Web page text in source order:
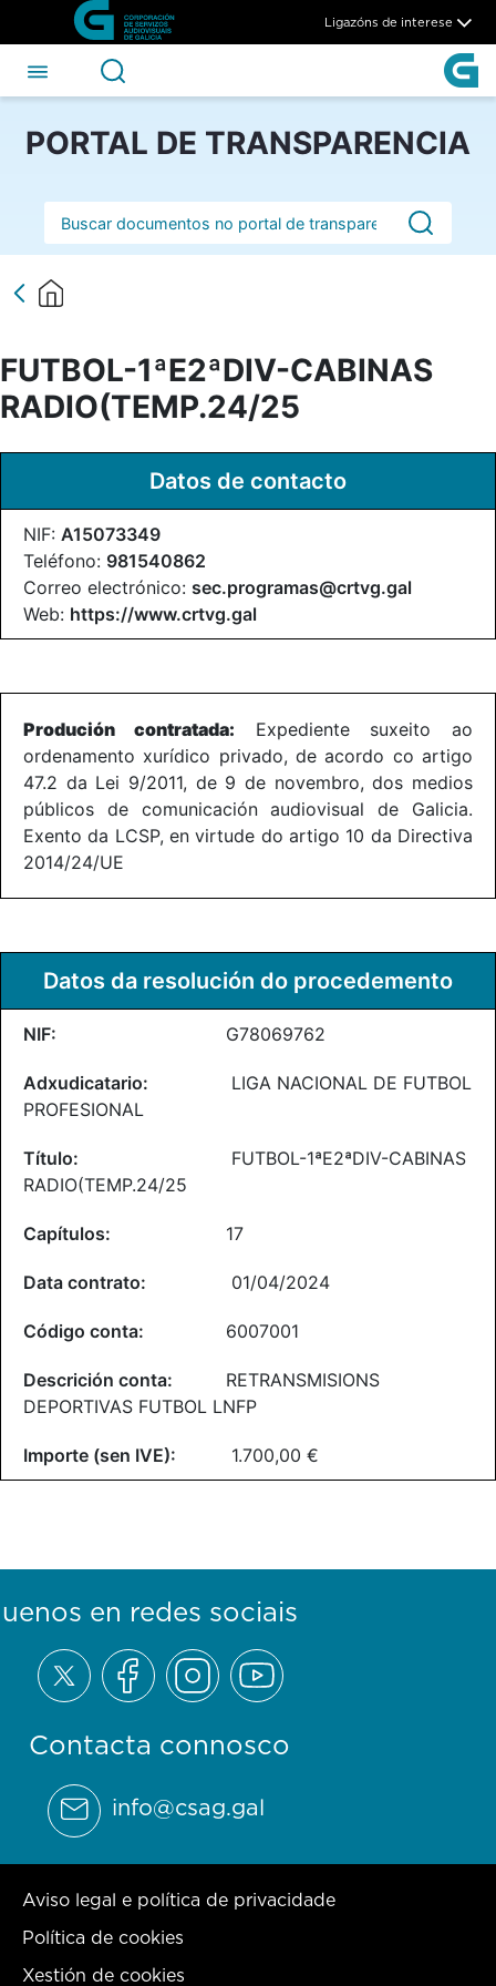
Skip to Main Content
FUTBOL-1ªE2ªDIV-Ligazóns de interese
PORTAL DE TRANSPARENCIA
Barra de busca
FUTBOL-1ªE2ªDIV-CABINAS
RADIO(TEMP.24/25
Datos de contacto
NIF: A15073349
Teléfono: 981540862
Correo electrónico: sec.programas@crtvg.gal
Web: https://www.crtvg.gal
Produción contratada: Expediente suxeito ao
ordenamento xurídico privado, de acordo co artigo
47.2 da Lei 9/2011, de 9 de novembro, dos medios
públicos de comunicación audiovisual de Galicia.
Exento da LCSP, en virtude do artigo 10 da Directiva
2014/24/UE
Datos da resolución do procedemento
G78069762
LIGA NACIONAL DE FUTBOL
PROFESIONAL
FUTBOL-1ªE2ªDIV-CABINAS
RADIO(TEMP.24/25
17
01/04/2024
6007001
RETRANSMISIONS
DEPORTIVAS FUTBOL LNFP
1.700,00 €
Contacta connosco
info@csag.gal
en redes sociais
Aviso legal e política de privacidade
Política de cookies
Xestión de cookies